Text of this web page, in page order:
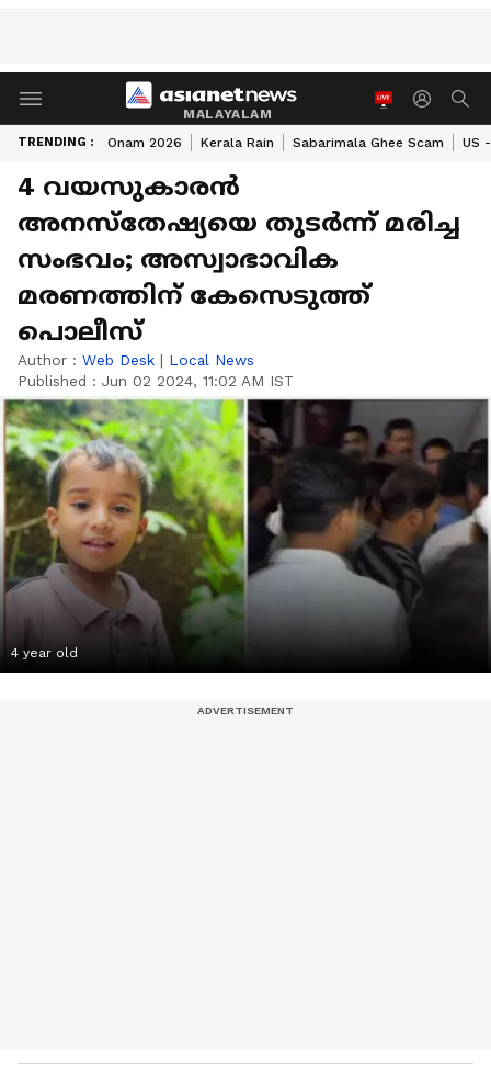
MALAYALAM
TRENDING : Onam 2026 Kerala Rain Sabarimala Ghee Scam US
4 വയസുകാരൻ
അനസ്തേഷ്യയെ തുടർന്ന് മരിച്ച
സംഭവം; അസ്വാഭാവിക
മരണത്തിന് കേസെടുത്ത്
പൊലീസ്
Author : Web Desk | Local News
Published : Jun 02 2024, 11:02 AM IST
4 year old